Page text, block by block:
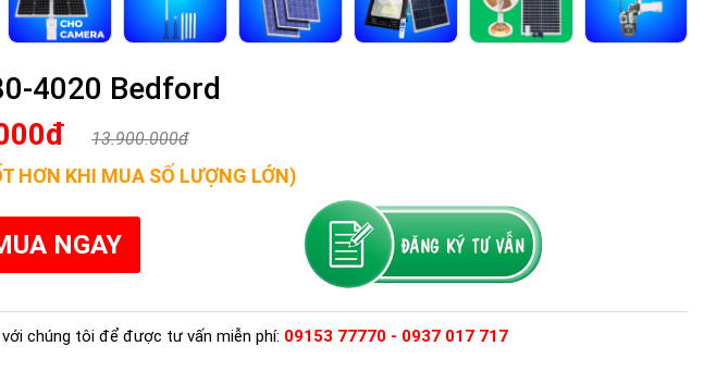
4020 Bedford
13.900.000đ
HƠN KHI MUA SỐ LƯỢNG LỚN)
chúng tôi để được tư vấn miễn phí: 09153 77770 - 0937 017 717